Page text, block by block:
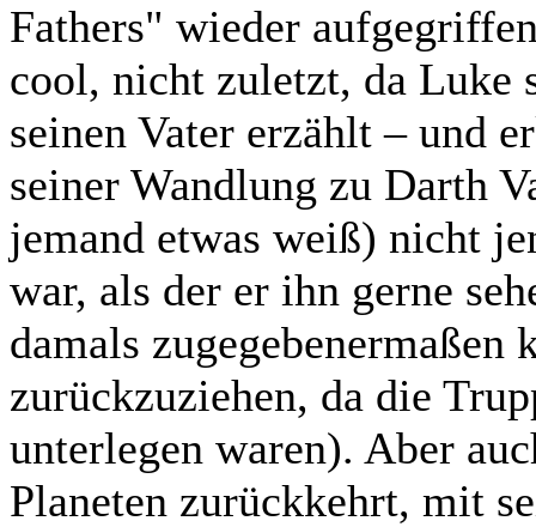
Fathers" wieder
cool, nicht zuletzt, da Luke
seinen Vater erzählt – und
seiner Wandlung zu Darth
jemand etwas weiß) nicht
war, als der er ihn gerne
damals zugegebenermaßen
zurückzuziehen, da die
unterlegen waren). Aber
Planeten zurückkehrt, mit